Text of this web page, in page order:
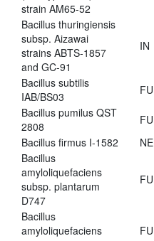
strain AM65-52
Bacillus thuringiensis
subsp. Aizawai
strains ABTS-1857
and GC-91
IN
Bacillus subtilis
IAB/BS03
FU
Bacillus pumilus QST
2808
FU
Bacillus firmus I-1582
NE
Bacillus
amyloliquefaciens
subsp. plantarum
D747
FU
Bacillus
amyloliquefaciens
FU